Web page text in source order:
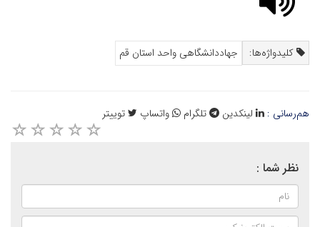
کلیدواژه‌ها: جهاددانشگاهی واحد استان قم
هم‌رسانی : لینکدین تلگرام واتساپ توییتر
نظر شما :